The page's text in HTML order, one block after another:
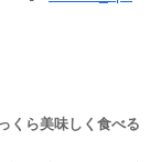
くら美味しく食べる